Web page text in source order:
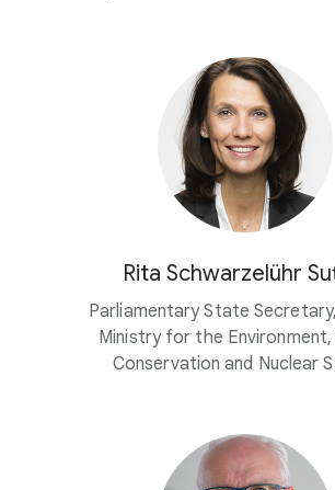
Rita Schwarzelühr
Parliamentary State
Ministry for the
Conservation and Nuclear